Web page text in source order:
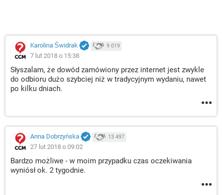
Karolina Świdrak 9 019
7 lut 2018 o 15:38
Słyszalam, że dowód zamówiony przez internet jest zwykle
do odbioru dużo szybciej niż w tradycyjnym wydaniu, nawet
po kilku dniach.
Anna Dobrzyńska 13 497
27 lut 2018 o 09:02
Bardzo możliwe - w moim przypadku czas oczekiwania
wyniósł ok. 2 tygodnie.